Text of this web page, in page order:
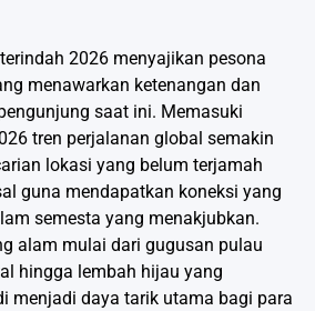
2026 menyajikan pesona
menawarkan ketenangan dan
saat ini. Memasuki
tren perjalanan global semakin
lokasi yang belum terjamah
guna mendapatkan koneksi yang
semesta yang menakjubkan.
alam mulai dari gugusan pulau
hingga lembah hijau yang
menjadi daya tarik utama bagi para